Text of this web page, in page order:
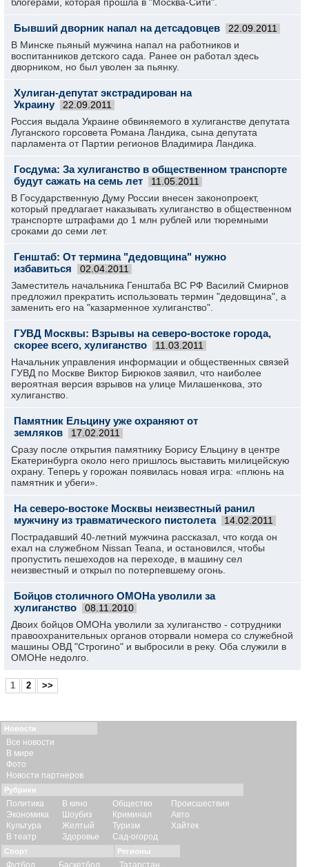
Бывший дворник напал на детсадовцев 22.09.2011
В Минске пьяный мужчина напал на работников и
воспитанников детского сада. Ранее он работал здесь
дворником, но был уволен за пьянку.
Хулиган-депутат экстрадирован на
Украину
22.09.2011
Россия выдала Украине обвиняемого в хулиганстве депутата
Луганского горсовета Романа Ландика, сына депутата
парламента от Партии регионов Владимира Ландика.
Госдума: За хулиганство в общественном транспорте
будут сажать на семь лет
11.05.2011
В Государственную Думу России внесен законопроект,
который предлагает наказывать хулиганство в общественном
транспорте штрафами до 1 млн рублей или тюремными
сроками до семи лет.
Генштаб: От термина "дедовщина" нужно
избавиться
02.04.2011
Заместитель начальника Генштаба ВС РФ Василий Смирнов
предложил прекратить использовать термин "дедовщина", а
заменить его на "казарменное хулиганство".
ГУВД Москвы: Взрывы на северо-востоке города,
скорее всего, хулиганство
11.03.2011
Начальник управления информации и общественных связей
ГУВД по Москве Виктор Бирюков заявил, что наиболее
вероятная версия взрывов на улице Милашенкова, это
хулиганство.
Памятник Ельцину уже охраняют от
земляков
17.02.2011
Сразу после открытия памятнику Борису Ельцину в центре
Екатеринбурга около него пришлось выставить милицейскую
охрану. Теперь у горожан появилась новая игра: «плюнь на
памятник и убеги».
На северо-востоке Москвы неизвестный ранил
мужчину из травматического пистолета
14.02.2011
Пострадавший 40-летний мужчина рассказал, что когда он
ехал на служебном Nissan Teana, и остановился, чтобы
пропустить пешеходов на переходе, в машину сел
неизвестный и открыл по потерпевшему огонь.
Бойцов столичного ОМОНа уволили за
хулиганство
08.11.2010
Двоих бойцов ОМОНа уволили за хулиганство - сотрудники
правоохранительных органов оторвали номера со служебной
машины ОВД "Строгино" и выбросили в реку. Оба служили в
ОМОНе недолго.
1 2 >>
Новости
Все новости
В мире
Фото
Новости партнеров
Рубрики
Политика
Экономика
Культура
В театр
В кино
Шоубиз
Желтый
Здоровье
Общество
Криминал
Туризм
Сад-огород
Происшествия
Авто
Хайтек
Спорт
Футбол Баскетбол
Регионы
Татарстан